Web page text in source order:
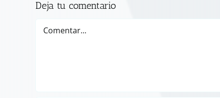
Deja tu comentario